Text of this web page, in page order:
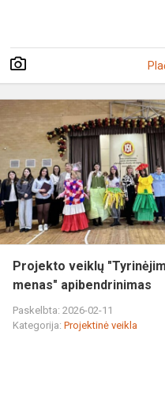
Projekto veiklų
menas" apibendrinimas
Paskelbta: 2026-02-11
Kategorija:Projektinė veikla